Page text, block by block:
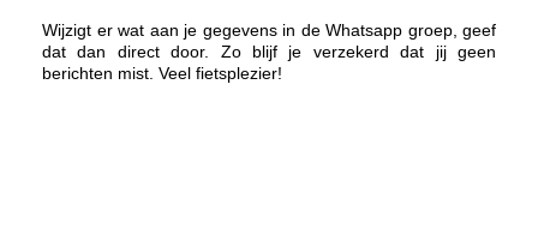
Wijzigt er wat aan je gegevens in de Whatsapp groep, geef
dat dan direct door. Zo blijf je verzekerd dat jij geen
berichten mist. Veel fietsplezier!